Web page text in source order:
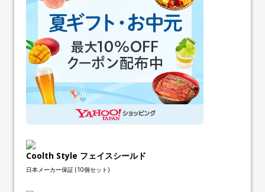
Coolth Style フェイスシールド
日本メーカー保証 (10個セット)